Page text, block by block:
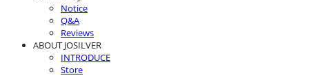
Notice
Q&A
Reviews
ABOUT JOSILVER
INTRODUCE
Store